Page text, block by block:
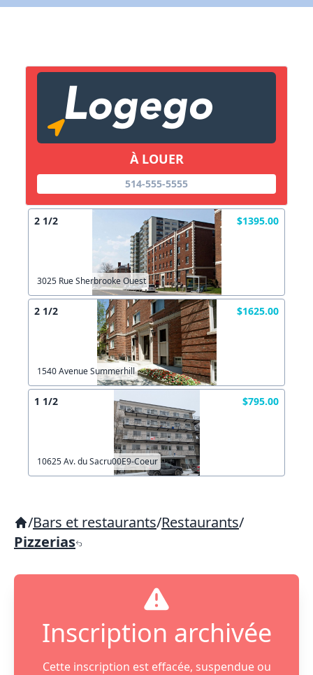
À LOUER
514-555-5555
2 1/2 $1395.00
3025 Rue Sherbrooke Ouest
2 1/2 $1625.00
1540 Avenue Summerhill
1 1/2 $795.00
10625 Av. du Sacru00E9-Coeur
/Bars et restaurants/Restaurants/
Pizzerias
Inscription archivée
Cette inscription est effacée, suspendue ou
Lien vers inscription (sera inclus dans courriel)
Copier lien
X Fermer